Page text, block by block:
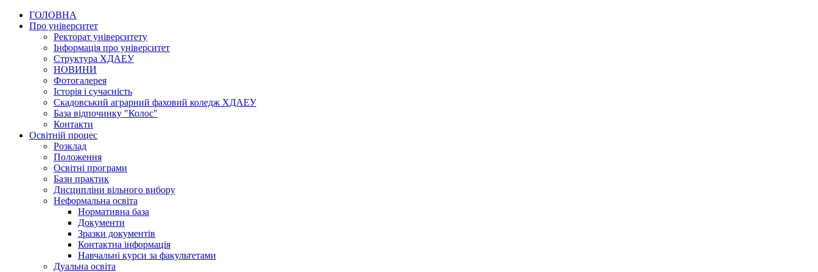
ГОЛОВНА
Про університет
Ректорат університету
Інформація про університет
Структура ХДАЕУ
НОВИНИ
Фотогалерея
Історія і сучасність
Скадовський аграрний фаховий коледж ХДАЕУ
База відпочинку "Колос"
Контакти
Освітній процес
Розклад
Положення
Освітні програми
Бази практик
Дисципліни вільного вибору
Неформальна освіта
Нормативна база
Документи
Зразки документів
Контактна інформація
Навчальні курси за факультетами
Дуальна освіта